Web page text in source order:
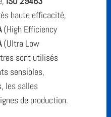
haute efficacité,
(High Efficiency
(Ultra Low
sont utilisés
sensibles,
les salles
de production.